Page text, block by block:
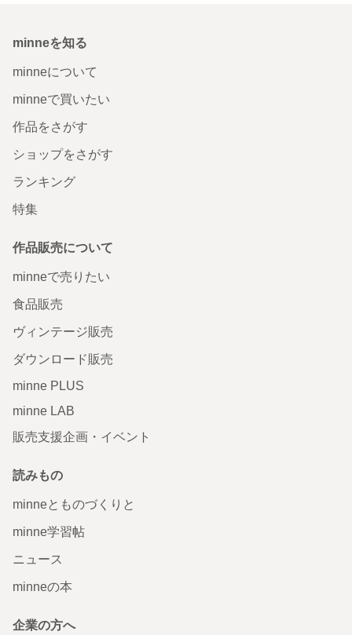
minneを知る
minneについて
minneで買いたい
作品をさがす
ショップをさがす
ランキング
特集
作品販売について
minneで売りたい
食品販売
ヴィンテージ販売
ダウンロード販売
minne PLUS
minne LAB
販売支援企画・イベント
読みもの
minneとものづくりと
minne学習帖
ニュース
minneの本
企業の方へ